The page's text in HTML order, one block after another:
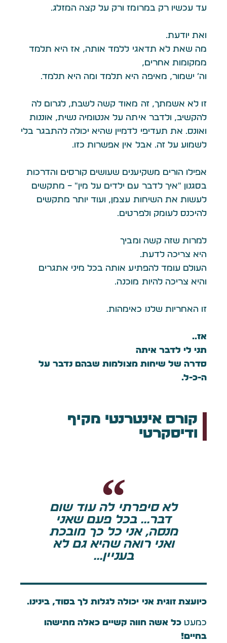
עד עכשיו רק במרומז ורק על קצה המזלג.
ואת יודעת…
מה שאת לא תדאגי ללמד אותה, אז היא תלמד
ממקומות אחרים,
וה׳ ישמור, מאיפה היא תלמד ומה היא תלמד.
זו לא אשמתך, זה מאוד קשה לשבת, לגרום לה
להקשיב, ולדבר איתה על אנטומיה נשית, אוננות
ואונס. את תעדיפי לדמיין שהיא יכולה להתבגר בלי
לשמוע על זה… אבל אין אפשרות כזו.
אפילו הורים משקיענים שעושים קורסים והדרכות
בסגנון ״איך לדבר עם ילדים על מין״ – מתקשים
לעשות את השיחות עצמן, ועוד יותר מתקשים
להיכנס לעומק ולפרטים.
למרות שזה קשה ומביך
היא צריכה לדעת.
העולם עומד להפתיע אותה בכל מיני אתגרים
והיא צריכה להיות מוכנה.
זו האחריות שלנו כאימהות.
אז….
תני לי לדבר איתה
סדרה של שיחות מצולמות שבהם נדבר על
ה-כ-ל.
קורס אינטרנטי מקיף
ודיסקרטי
לא סיפרתי לה עוד שום
דבר... בכל פעם שאני
מנסה, אני כל כך מובכת
ואני רואה שהיא גם לא
בעניין...
כיועצת זוגית אני יכולה לגלות לך בסוד, בינינו…
כמעטכל אשה חווה קשיים כאלה מתישהו
בחיים!